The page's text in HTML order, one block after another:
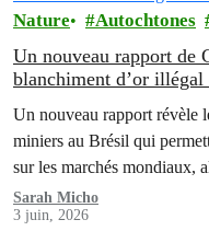
Nature Autochtones
Un nouveau rapport de
blanchiment d’or illégal
Un nouveau rapport révèle
miniers au Brésil qui
sur les marchés mondiaux,
environnementale et
autochtones d'Amazonie.
Sarah Micho
3 juin, 2026